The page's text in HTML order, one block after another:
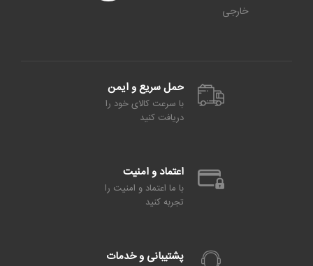
خارجی
حمل سریع و ایمن
با سرعت کالای خود را
دریافت کنید
اعتماد و امنیت
با ما اعتماد و امنیت را
تجربه کنید
پشتیبانی و خدمات